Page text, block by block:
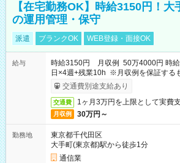
【在宅勤務OK】時給3150円！大
の運用管理・保守
派遣 ブランクOK WEB登録・面接OK
給与
時給3150円 月収例 50万4000円 時
日×4週+残業10h ※月収例を保証する
交通費別途支給あり
交通費 1ヶ月3万円を上限として実費
月収例 30万円～
勤務地
東京都千代田区
大手町(東京都)駅から徒歩1分
通信業